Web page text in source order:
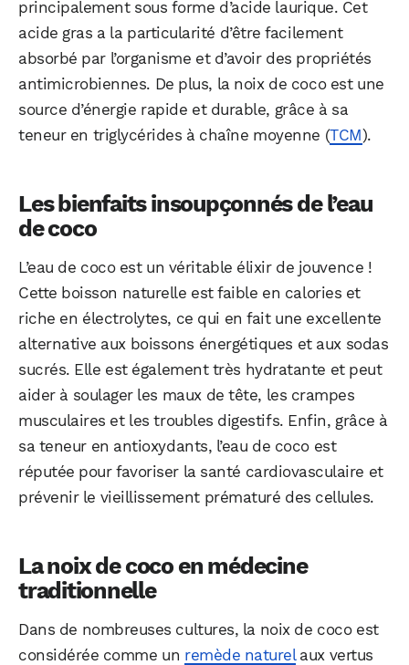
principalement sous forme d’acide laurique. Cet
acide gras a la particularité d’être facilement
absorbé par l’organisme et d’avoir des propriétés
antimicrobiennes. De plus, la noix de coco est une
source d’énergie rapide et durable, grâce à sa
teneur en triglycérides à chaîne moyenne (TCM).
Les bienfaits insoupçonnés de l’eau
de coco
L’eau de coco est un véritable élixir de jouvence !
Cette boisson naturelle est faible en calories et
riche en électrolytes, ce qui en fait une excellente
alternative aux boissons énergétiques et aux sodas
sucrés. Elle est également très hydratante et peut
aider à soulager les maux de tête, les crampes
musculaires et les troubles digestifs. Enfin, grâce à
sa teneur en antioxydants, l’eau de coco est
réputée pour favoriser la santé cardiovasculaire et
prévenir le vieillissement prématuré des cellules.
La noix de coco en médecine
traditionnelle
Dans de nombreuses cultures, la noix de coco est
considérée comme un remède naturelaux vertus